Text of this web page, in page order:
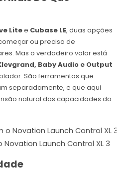
Litee Cubase LE, duas opções
ou precisa de
Mas o verdadeiro valor está
Baby Audio e Output
São ferramentas que
separadamente, e que aqui
natural das capacidades do
Launch Control XL 3